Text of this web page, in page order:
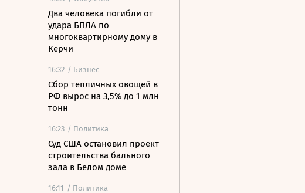
Два человека погибли от
удара БПЛА по
многоквартирному дому в
Керчи
16:32 / Бизнес
Сбор тепличных овощей в
РФ вырос на 3,5% до 1 млн
тонн
16:23 / Политика
Суд США остановил проект
строительства бального
зала в Белом доме
16:11 / Политика